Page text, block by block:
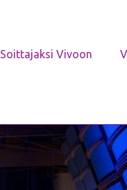
Soittajaksi Vivoon